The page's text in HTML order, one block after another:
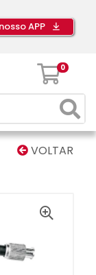
APP
0
VOLTAR